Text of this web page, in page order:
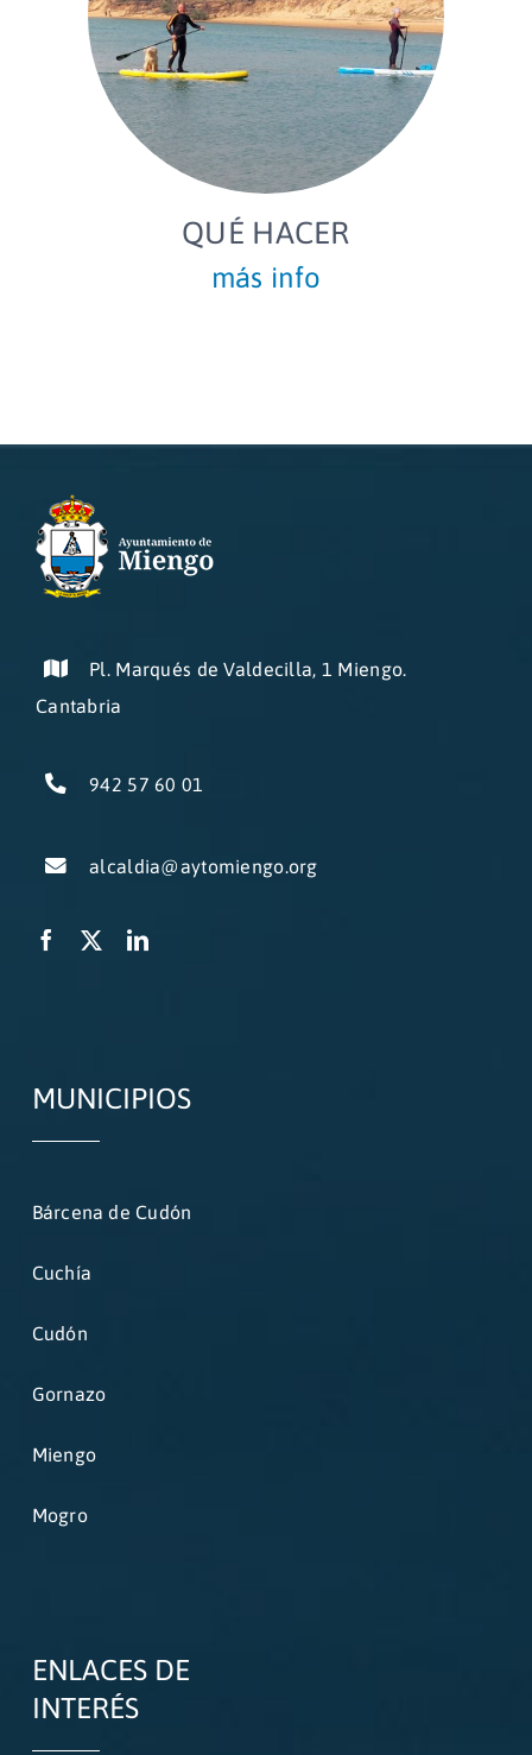
QUÉ HACER
más info
Pl. Marqués de Valdecilla, 1 Miengo.
Cantabria
942 57 60 01
alcaldia@aytomiengo.org
MUNICIPIOS
Bárcena de Cudón
Cuchía
Cudón
Gornazo
Miengo
Mogro
ENLACES DE
INTERÉS